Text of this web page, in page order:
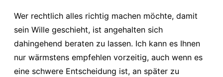
Wer rechtlich alles richtig machen möchte, damit
sein Wille geschieht, ist angehalten sich
dahingehend beraten zu lassen. Ich kann es Ihnen
nur wärmstens empfehlen vorzeitig, auch wenn es
eine schwere Entscheidung ist, an später zu